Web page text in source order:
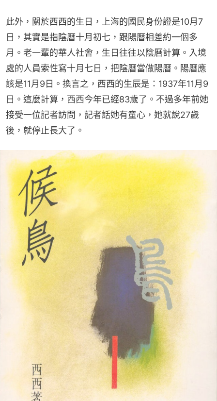
此外，關於西西的生日，上海的國民身份證是10月7
日，其實是指陰曆十月初七，跟陽曆相差約一個多
月。老一輩的華人社會，生日往往以陰曆計算。入境
處的人員索性寫十月七日，把陰曆當做陽曆。陽曆應
該是11月9日。換言之，西西的生辰是：1937年11月9
日。這麼計算，西西今年已經83歲了。不過多年前她
接受一位記者訪問，記者話她有童心，她就說27歲
後，就停止長大了。